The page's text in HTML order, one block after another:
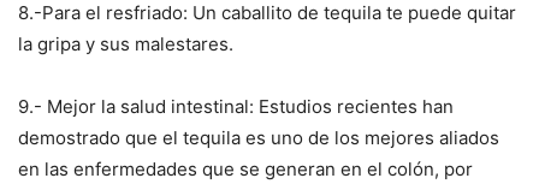
8.-Para el resfriado: Un caballito de tequila te puede quitar
la gripa y sus malestares.
9.- Mejor la salud intestinal: Estudios recientes han
demostrado que el tequila es uno de los mejores aliados
en las enfermedades que se generan en el colón, por